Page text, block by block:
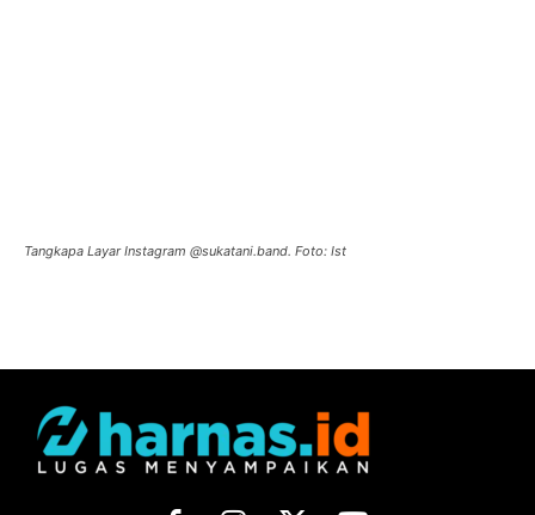
Tangkapa Layar Instagram @sukatani.band. Foto: Ist